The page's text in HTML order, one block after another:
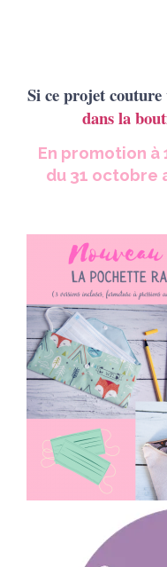
Si ce projet
dans la
En promotion
du 31 octobre